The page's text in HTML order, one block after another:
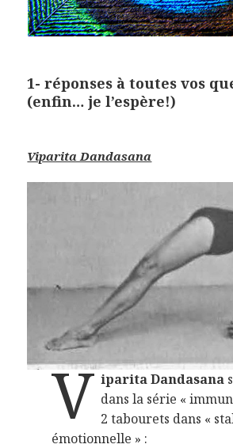
1- réponses à toutes vos
(enfin… je l’espère!)
Viparita Dandasana
V iparita Dandasana
dans la série «
2 tabourets dans «
émotionnelle » :